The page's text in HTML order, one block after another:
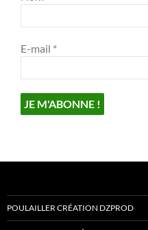
E-mail *
POULAILLER CRÉATION DZPROD